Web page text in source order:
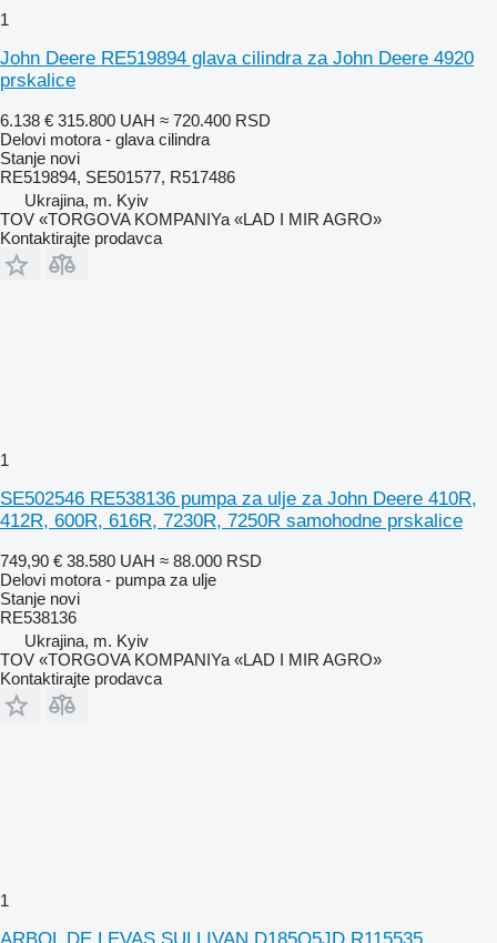
1
John Deere RE519894 glava cilindra za John Deere 4920
prskalice
6.138 € 315.800 UAH ≈ 720.400 RSD
Delovi motora - glava cilindra
Stanje novi
RE519894, SE501577, R517486
Ukrajina, m. Kyiv
TOV «TORGOVA KOMPANIYa «LAD I MIR AGRO»
Kontaktirajte prodavca
1
SE502546 RE538136 pumpa za ulje za John Deere 410R,
412R, 600R, 616R, 7230R, 7250R samohodne prskalice
749,90 € 38.580 UAH ≈ 88.000 RSD
Delovi motora - pumpa za ulje
Stanje novi
RE538136
Ukrajina, m. Kyiv
TOV «TORGOVA KOMPANIYa «LAD I MIR AGRO»
Kontaktirajte prodavca
1
ARBOL DE LEVAS SULLIVAN D185Q5JD R115535